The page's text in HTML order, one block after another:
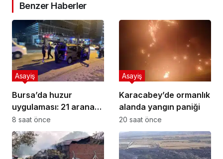
Benzer Haberler
Bursa’da huzur
uygulaması: 21 aranan
şahıs yakalandı, 388
bin TL ceza kesildi
Asayiş
8 saat önce
Karacabey’de ormanlık
alanda yangın paniği
Asayiş
20 saat önce